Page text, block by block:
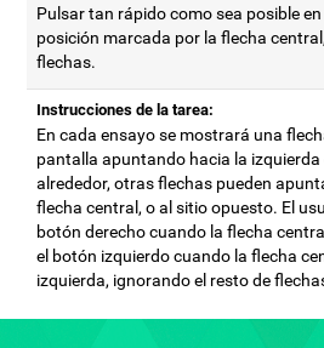
Pulsar tan rápido como sea posible
posición marcada por la flecha
flechas.
Instrucciones de la tarea:
En cada ensayo se mostrará una
pantalla apuntando hacia la izquierda
alrededor, otras flechas pueden
flecha central, o al sitio opuesto. El
botón derecho cuando la flecha
el botón izquierdo cuando la flecha
izquierda, ignorando el resto de